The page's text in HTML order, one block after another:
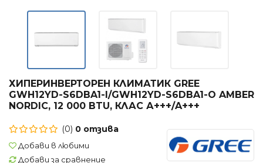
Мултипозиционни бойлери
ТЕРМОПОМПИ
Термопомпи въздух - вода
ГРИЖА ЗА ВЪЗДУХА
ХИПЕРИНВЕРТОРЕН КЛИМАТИК GREE
GWH12YD-S6DBA1-I/GWH12YD-S6DBA1-O AMBER
NORDIC, 12 000 BTU, КЛАС А+++/A+++
(0) 0 отзива
Добави в любими
Добави за сравнение